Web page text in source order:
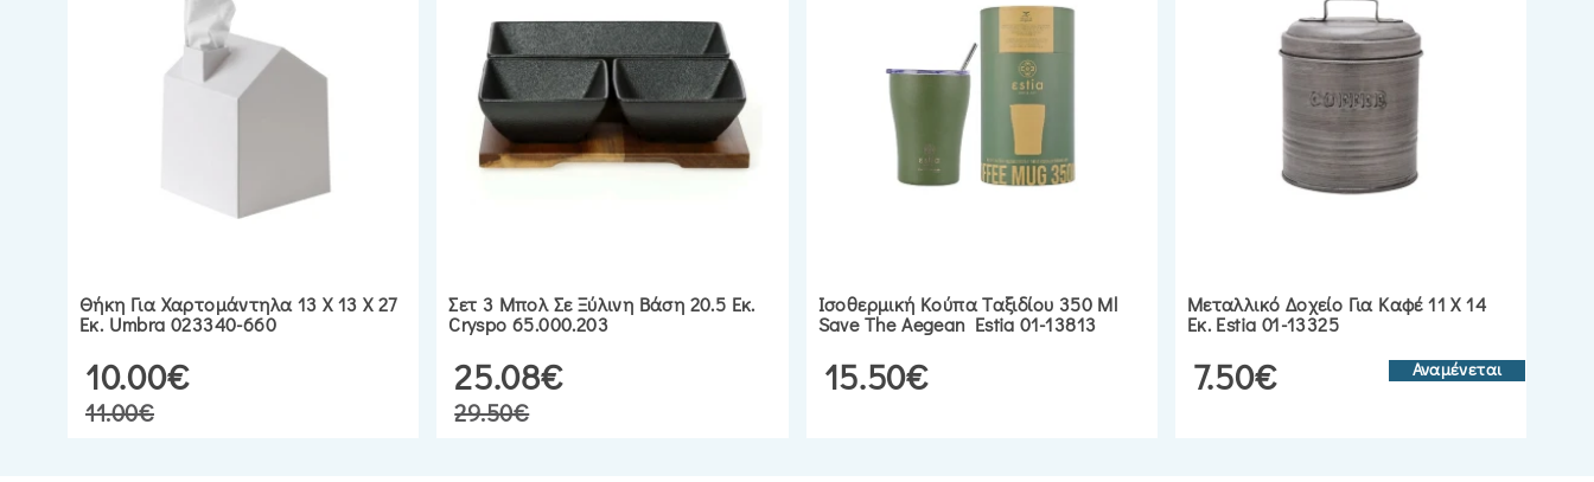
Θήκη Για Χαρτομάντηλα 13 Χ 13 Χ 27
Εκ. Umbra 023340-660
10.00€
11.00€
Σετ 3 Μπολ Σε Ξύλινη Βάση 20.5 Εκ.
Cryspo 65.000.203
25.08€
29.50€
Ισοθερμική Κούπα Ταξιδίου 350 Ml
Save The Aegean Estia 01-13813
15.50€
Μεταλλικό Δοχείο Για Καφέ 11 Χ 14
Εκ. Estia 01-13325
7.50€ Αναμένεται